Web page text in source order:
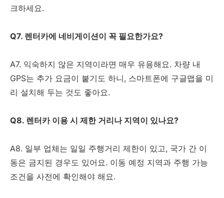
크하세요.
Q7. 렌터카에 네비게이션이 꼭 필요한가요?
A7. 익숙하지 않은 지역이라면 매우 유용해요. 차량 내
GPS는 추가 요금이 붙기도 하니, 스마트폰에 구글맵을 미
리 설치해 두는 것도 좋아요.
Q8. 렌터카 이용 시 제한 거리나 지역이 있나요?
A8. 일부 업체는 일일 주행거리 제한이 있고, 국가 간 이
동은 금지된 경우도 있어요. 이동 예정 지역과 주행 가능
조건을 사전에 확인해야 해요.